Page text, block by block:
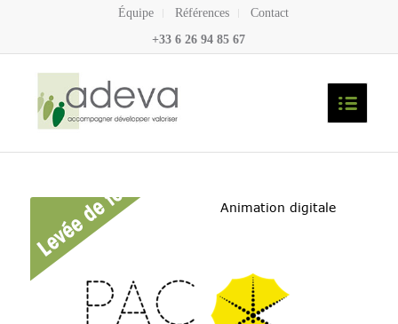
Équipe Références
Contact
+33 6 26 94 85 67